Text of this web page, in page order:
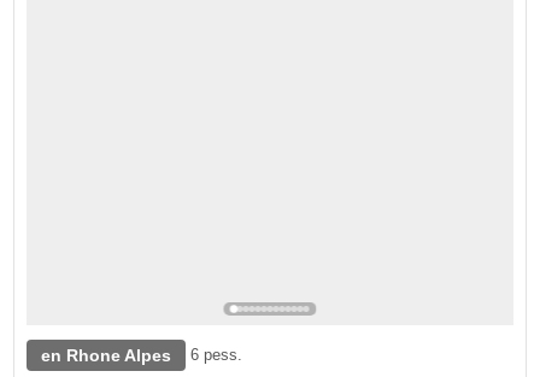
en Rhone Alpes 6 pess.